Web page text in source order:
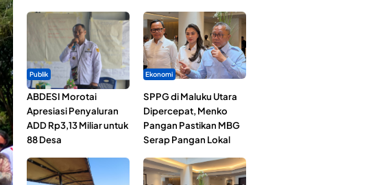
Publik
ABDESI Morotai
Apresiasi Penyaluran
ADD Rp3,13 Miliar untuk
88 Desa
Ekonomi
SPPG di Maluku Utara
Dipercepat, Menko
Pangan Pastikan MBG
Serap Pangan Lokal